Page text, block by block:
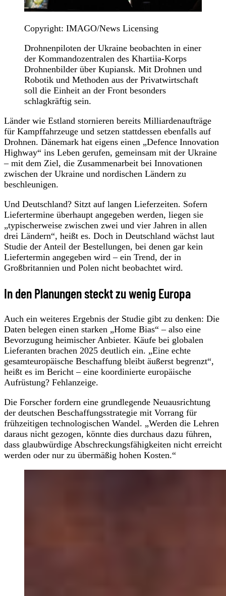
Copyright: IMAGO/News Licensing
Drohnenpiloten der Ukraine beobachten in einer
der Kommandozentralen des Khartiia-Korps
Drohnenbilder über Kupiansk. Mit Drohnen und
Robotik und Methoden aus der Privatwirtschaft
soll die Einheit an der Front besonders
schlagkräftig sein.
Länder wie Estland stornieren bereits Milliardenaufträge
für Kampffahrzeuge und setzen stattdessen ebenfalls auf
Drohnen. Dänemark hat eigens einen „Defence Innovation
Highway“ ins Leben gerufen, gemeinsam mit der Ukraine
– mit dem Ziel, die Zusammenarbeit bei Innovationen
zwischen der Ukraine und nordischen Ländern zu
beschleunigen.
Und Deutschland? Sitzt auf langen Lieferzeiten. Sofern
Liefertermine überhaupt angegeben werden, liegen sie
„typischerweise zwischen zwei und vier Jahren in allen
drei Ländern“, heißt es. Doch in Deutschland wächst laut
Studie der Anteil der Bestellungen, bei denen gar kein
Liefertermin angegeben wird – ein Trend, der in
Großbritannien und Polen nicht beobachtet wird.
In den Planungen steckt zu wenig Europa
Auch ein weiteres Ergebnis der Studie gibt zu denken: Die
Daten belegen einen starken „Home Bias“ – also eine
Bevorzugung heimischer Anbieter. Käufe bei globalen
Lieferanten brachen 2025 deutlich ein. „Eine echte
gesamteuropäische Beschaffung bleibt äußerst begrenzt“,
heißt es im Bericht – eine koordinierte europäische
Aufrüstung? Fehlanzeige.
Die Forscher fordern eine grundlegende Neuausrichtung
der deutschen Beschaffungsstrategie mit Vorrang für
frühzeitigen technologischen Wandel. „Werden die Lehren
daraus nicht gezogen, könnte dies durchaus dazu führen,
dass glaubwürdige Abschreckungsfähigkeiten nicht erreicht
werden oder nur zu übermäßig hohen Kosten.“